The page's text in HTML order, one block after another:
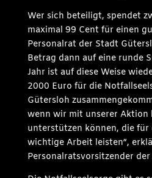
Wer sich beteiligt, spendet
maximal 99 Cent für einen
Personalrat der Stadt
Betrag dann auf eine runde
Jahr ist auf diese Weise
2000 Euro für die
Gütersloh
wenn wir mit unserer Aktion
unterstützen können, die für
wichtige Arbeit leisten“,
Personalratsvorsitzender